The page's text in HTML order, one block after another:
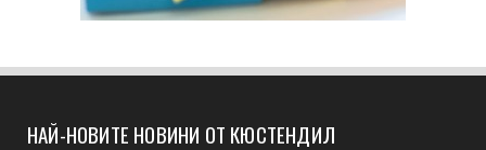
НАЙ-НОВИТЕ НОВИНИ ОТ КЮСТЕНДИЛ